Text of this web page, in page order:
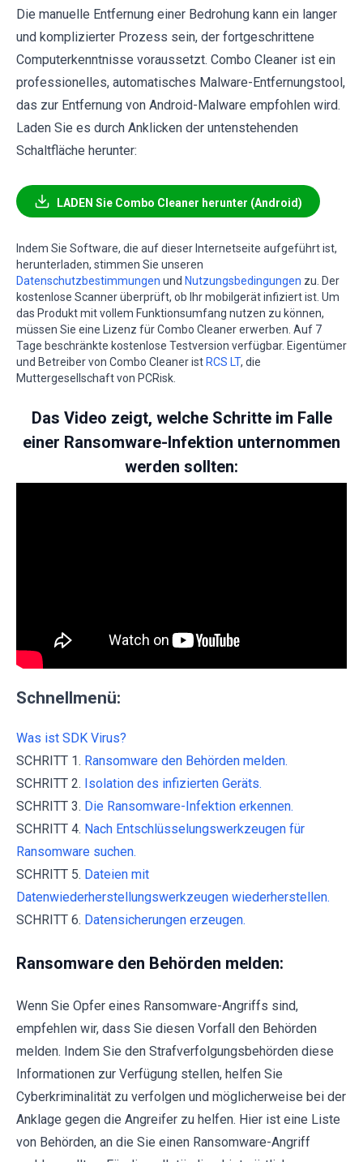
Die manuelle Entfernung einer Bedrohung kann ein langer
und komplizierter Prozess sein, der fortgeschrittene
Computerkenntnisse voraussetzt. Combo Cleaner ist ein
professionelles, automatisches Malware-Entfernungstool,
das zur Entfernung von Android-Malware empfohlen wird.
Laden Sie es durch Anklicken der untenstehenden
Schaltfläche herunter:
LADEN Sie Combo Cleaner herunter (Android)
Indem Sie Software, die auf dieser Internetseite aufgeführt ist,
herunterladen, stimmen Sie unseren
Datenschutzbestimmungen und Nutzungsbedingungen zu. Der
kostenlose Scanner überprüft, ob Ihr mobilgerät infiziert ist. Um
das Produkt mit vollem Funktionsumfang nutzen zu können,
müssen Sie eine Lizenz für Combo Cleaner erwerben. Auf 7
Tage beschränkte kostenlose Testversion verfügbar. Eigentümer
und Betreiber von Combo Cleaner ist RCS LT, die
Muttergesellschaft von PCRisk.
Das Video zeigt, welche Schritte im Falle
einer Ransomware-Infektion unternommen
werden sollten:
Schnellmenü:
Was ist SDK Virus?
SCHRITT 1. Ransomware den Behörden melden.
SCHRITT 2. Isolation des infizierten Geräts.
SCHRITT 3. Die Ransomware-Infektion erkennen.
SCHRITT 4. Nach Entschlüsselungswerkzeugen für
Ransomware suchen.
SCHRITT 5. Dateien mit
Datenwiederherstellungswerkzeugen wiederherstellen.
SCHRITT 6. Datensicherungen erzeugen.
Ransomware den Behörden melden:
Wenn Sie Opfer eines Ransomware-Angriffs sind,
empfehlen wir, dass Sie diesen Vorfall den Behörden
melden. Indem Sie den Strafverfolgungsbehörden diese
Informationen zur Verfügung stellen, helfen Sie
Cyberkriminalität zu verfolgen und möglicherweise bei der
Anklage gegen die Angreifer zu helfen. Hier ist eine Liste
von Behörden, an die Sie einen Ransomware-Angriff